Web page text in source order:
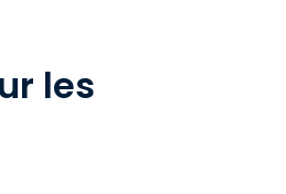
les